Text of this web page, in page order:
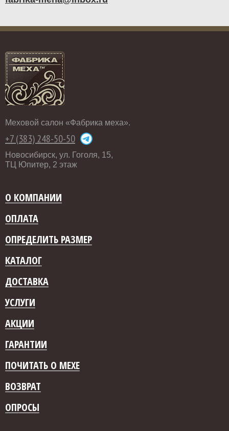
Меховой салон «Фабрика меха».
+7 (383) 248-50-50
Новосибирск, ул. Гоголя, 15,
ТЦ Юпитер, 2 этаж
О КОМПАНИИ
ОПЛАТА
ОПРЕДЕЛИТЬ РАЗМЕР
КАТАЛОГ
ДОСТАВКА
УСЛУГИ
АКЦИИ
ГАРАНТИИ
ПОЧИТАТЬ О МЕХЕ
ВОЗВРАТ
ОПРОСЫ